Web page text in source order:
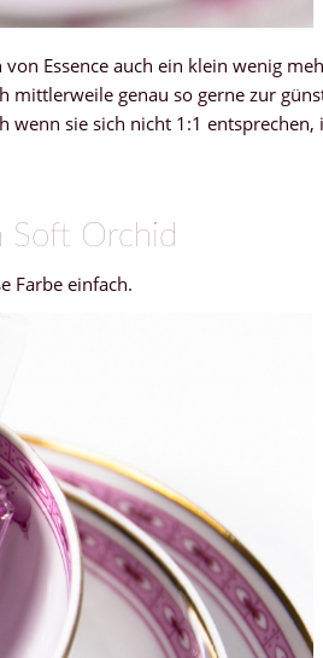
Essence auch ein klein wenig
mittlerweile genau so gerne zur
wenn sie sich nicht 1:1 entsprechen,
Soft Orchid
Farbe einfach.